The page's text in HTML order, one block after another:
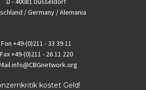
/ Germany / Alemania
Fon +49-(0)211 - 33 39 11
Fax+49-(0)211 - 26 11 220
info@CBGnetwork.org
kostet Geld!